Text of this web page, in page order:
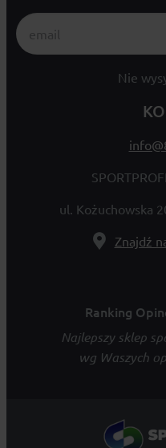
Nie
ul. Kożuchowska
Znajdź
Ranking
Najlepszy sklep
wg Waszych